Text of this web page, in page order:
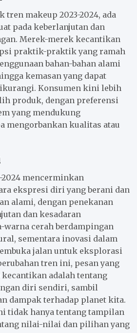
tren makeup 2023-2024, ada
pada keberlanjutan dan
Merek-merek kecantikan
praktik-praktik yang ramah
bahan-bahan alami
kemasan yang dapat
Konsumen kini lebih
produk, dengan preferensi
yang mendukung
mengorbankan kualitas atau
2024 mencerminkan
ekspresi diri yang berani dan
alami, dengan penekanan
dan kesadaran
warna cerah berdampingan
sementara inovasi dalam
jalan untuk eksplorasi
tren ini, pesan yang
kecantikan adalah tentang
diri sendiri, sambil
dampak terhadap planet kita.
tidak hanya tentang tampilan
nilai-nilai dan pilihan yang